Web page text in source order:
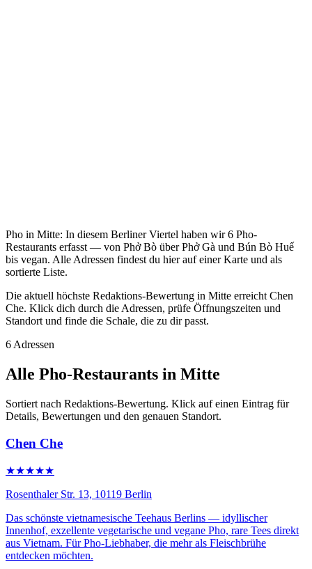
Pho in Mitte: In diesem Berliner Viertel haben wir 6 Pho-
Restaurants erfasst — von Phở Bò über Phở Gà und Bún Bò Huế
bis vegan. Alle Adressen findest du hier auf einer Karte und als
sortierte Liste.
Die aktuell höchste Redaktions-Bewertung in Mitte erreicht Chen
Che. Klick dich durch die Adressen, prüfe Öffnungszeiten und
Standort und finde die Schale, die zu dir passt.
6 Adressen
Alle Pho-Restaurants in Mitte
Sortiert nach Redaktions-Bewertung. Klick auf einen Eintrag für
Details, Bewertungen und den genauen Standort.
Chen Che
★★★★★
Rosenthaler Str. 13, 10119 Berlin
Das schönste vietnamesische Teehaus Berlins — idyllischer
Innenhof, exzellente vegetarische und vegane Pho, rare Tees direkt
aus Vietnam. Für Pho-Liebhaber, die mehr als Fleischbrühe
entdecken möchten.